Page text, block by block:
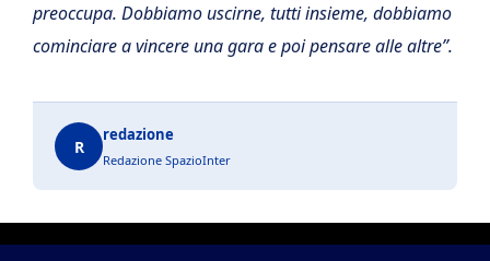
preoccupa. Dobbiamo uscirne, tutti insieme, dobbiamo
cominciare a vincere una gara e poi pensare alle altre”.
R
redazione
Redazione SpazioInter